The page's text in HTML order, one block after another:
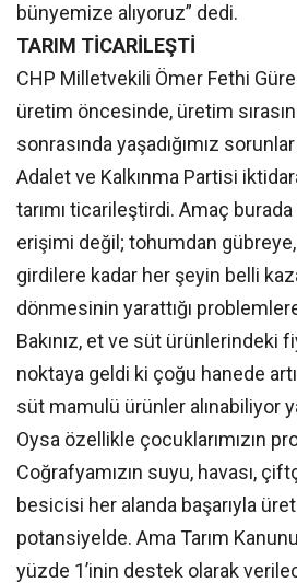
bünyemize alıyoruz” dedi.
TARIM TİCARİLEŞTİ
CHP Milletvekili Ömer Fethi
üretim öncesinde, üretim
sonrasında yaşadığımız
Adalet ve Kalkınma Partisi
tarımı ticarileştirdi. Amaç burada
erişimi değil; tohumdan
girdilere kadar her şeyin belli
dönmesinin yarattığı
Bakınız, et ve süt ürünlerindeki
noktaya geldi ki çoğu hanede
süt mamulü ürünler alınabiliyor
Oysa özellikle çocuklarımızın
Coğrafyamızın suyu, havası,
besicisi her alanda başarıyla
potansiyelde. Ama Tarım
yüzde 1’inin destek olarak